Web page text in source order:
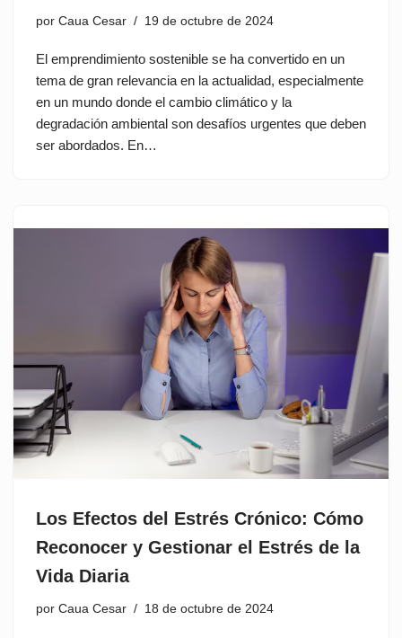
por Caua Cesar 19 de octubre de 2024
El emprendimiento sostenible se ha convertido en un
tema de gran relevancia en la actualidad, especialmente
en un mundo donde el cambio climático y la
degradación ambiental son desafíos urgentes que deben
ser abordados. En…
Los Efectos del Estrés Crónico: Cómo
Reconocer y Gestionar el Estrés de la
Vida Diaria
por Caua Cesar 18 de octubre de 2024